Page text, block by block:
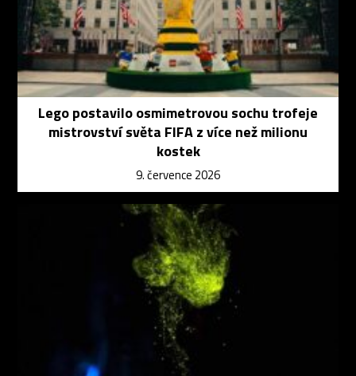
Lego postavilo osmimetrovou sochu trofeje
mistrovství světa FIFA z více než milionu
kostek
9. července 2026